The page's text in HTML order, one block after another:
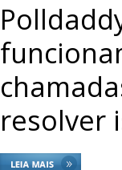
resolver